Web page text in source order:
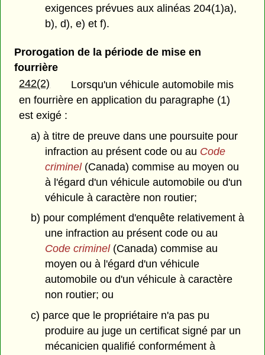
exigences prévues aux alinéas 204(1)a),
b), d), e) et f).
Prorogation de la période de mise en
fourrière
242(2)
Lorsqu'un véhicule automobile mis
en fourrière en application du paragraphe (1)
est exigé :
a) à titre de preuve dans une poursuite pour
infraction au présent code ou au Code
criminel(Canada) commise au moyen ou
à l'égard d'un véhicule automobile ou d'un
véhicule à caractère non routier;
b) pour complément d'enquête relativement à
une infraction au présent code ou au
Code criminel(Canada) commise au
moyen ou à l'égard d'un véhicule
automobile ou d'un véhicule à caractère
non routier; ou
c) parce que le propriétaire n'a pas pu
produire au juge un certificat signé par un
mécanicien qualifié conformément à